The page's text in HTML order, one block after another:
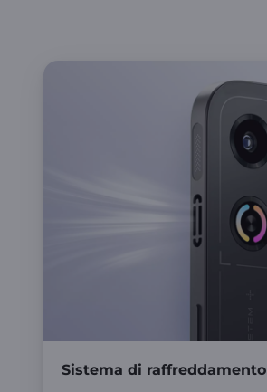
Sistema di raffreddamento